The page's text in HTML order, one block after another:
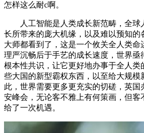
怎样这么耐c啊。
人工智能是人类成长新范畴，全球
长所带来的庞大机缘，以及难以预知的
大师都看到了，这是一个攸关全人类命
理严沉畅后于手艺的成长速度，世界亟
根本性共识，让它更好地办事于全人类
些大国的新型霸权东西，以至给大规模
此，世界需要更多更充实的切磋，英国
安峰会，无论客不雅上有何策画，但客
给了一次机遇。